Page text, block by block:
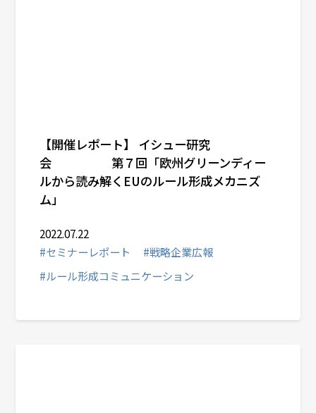
【開催レポート】 イシュー研究
会 第７回「欧州グリーンディー
ルから読み解くEUのルール形成メカニズ
ム」
2022.07.22
#セミナーレポート
#戦略企業広報
#ルール形成コミュニケーション